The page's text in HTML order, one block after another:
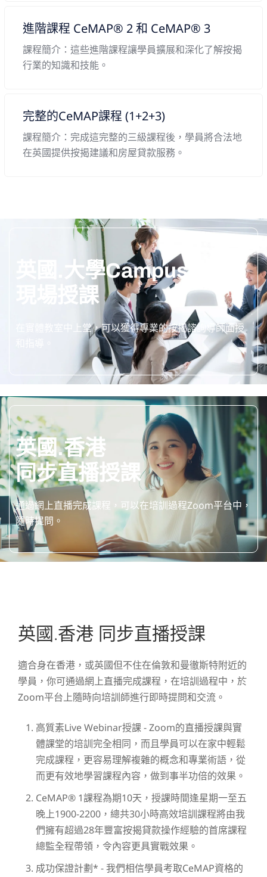
進階課程 CeMAP® 2 和 CeMAP® 3
課程簡介：這些進階課程讓學員擴展和深化了解按揭
行業的知識和技能。
完整的CeMAP課程 (1+2+3)
課程簡介：完成這完整的三級課程後，學員將合法地
在英國提供按揭建議和房屋貸款服務。
英國.大學Campus
現場授課
在實體教室中上堂，可以獲得專業的按揭諮詢導師面授
英國.香港
同步直播授課
通過網上直播完成課程，可以在培訓過程Zoom平台中，
隨時提問。
英國.香港 同步直播授課
適合身在香港，或英國但不住在倫敦和曼徹斯特附近的
學員，你可通過網上直播完成課程，在培訓過程中，於
Zoom平台上隨時向培訓師進行即時提問和交流。
高質素Live Webinar授課 - Zoom的直播授課與實
體課堂的培訓完全相同，而且學員可以在家中輕鬆
完成課程，更容易理解複雜的概念和專業術語，從
而更有效地學習課程內容，做到事半功倍的效果。
CeMAP® 1課程為期10天，授課時間逢星期一至五
晚上1900-2200，總共30小時高效培訓課程將由我
們擁有超過28年豐富按揭貸款操作經驗的首席課程
總監全程帶領，令內容更具實戰效果。
成功保證計劃* - 我們相信學員考取CeMAP資格的